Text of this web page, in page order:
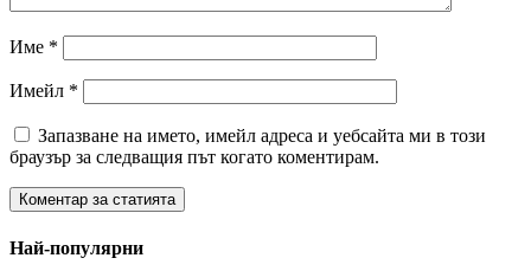
Име *
Имейл *
Запазване на името, имейл адреса и уебсайта ми в този
браузър за следващия път когато коментирам.
Най-популярни